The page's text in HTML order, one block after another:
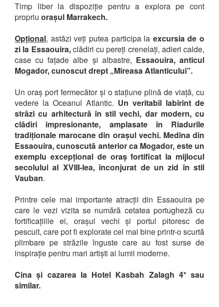
Timp liber la dispoziție pentru a explora pe cont
propriu orașul Marrakech.
Opțional, astăzi veți putea participa la excursia de o
zi la Essaouira,clădiri cu pereți crenelați, adieri calde,
case cu fațade albe și albastre, Essaouira, anticul
Mogador, cunoscut drept „Mireasa Atlanticului”.
Un oraș port fermecător și o stațiune plină de viață, cu
vedere la Oceanul Atlantic. Un veritabil labirint de
străzi cu arhitectură în stil vechi, dar modern, cu
clădiri impresionante, amplasate în Riadurile
tradiționale marocane din orașul vechi. Medina din
Essaouira, cunoscută anterior ca Mogador, este un
exemplu excepțional de oraș fortificat la mijlocul
secolului al XVIII-lea, înconjurat de un zid în stil
Vauban.
Printre cele mai importante atracții din Essaouira pe
care le vezi vizita se numără cetatea portugheză cu
fortificațiiile ei, orașul vechi și portul pitoresc de
pescuit, care pot fi explorate cel mai bine printr-o scurtă
plimbare pe străzile înguste care au fost surse de
inspirație pentru mari artiști ai lumii moderne.
Cina și cazarea la Hotel Kasbah Zalagh 4* sau
similar.